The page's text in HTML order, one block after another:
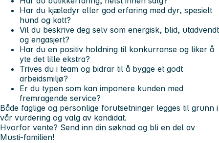
Har du kjæledyr eller god erfaring med dyr, spesielt
hund og katt?
Vil du beskrive deg selv som energisk, blid, utadvendt
og engasjert?
Har du en positiv holdning til konkurranse og liker å
yte det lille ekstra?
Trives du i team og bidrar til å bygge et godt
arbeidsmiljø?
Er du typen som kan imponere kunden med
fremragende service?
Både faglige og personlige forutsetninger legges til grunn i
vår vurdering og valg av kandidat.
Hvorfor vente? Send inn din søknad og bli en del av
Musti-familien!